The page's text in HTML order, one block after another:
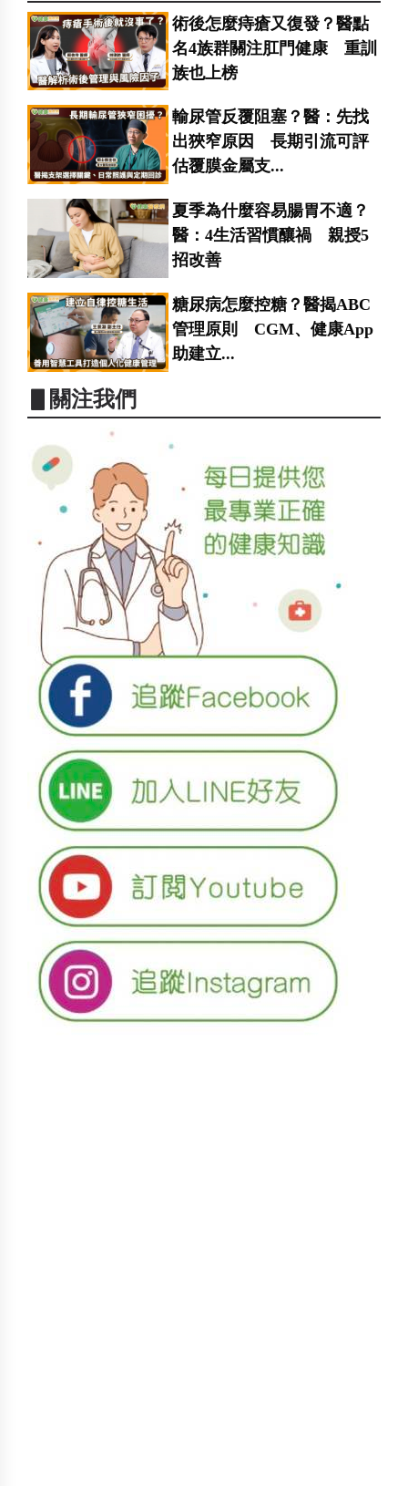
術後怎麼痔瘡又復發？醫點
名4族群關注肛門健康 重訓
族也上榜
輸尿管反覆阻塞？醫：先找
出狹窄原因 長期引流可評
估覆膜金屬支...
夏季為什麼容易腸胃不適？
醫：4生活習慣釀禍 親授5
招改善
糖尿病怎麼控糖？醫揭ABC
管理原則 CGM、健康App
助建立...
▋關注我們